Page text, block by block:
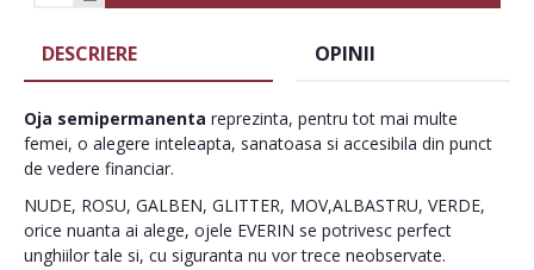
DESCRIERE OPINII
Oja semipermanenta reprezinta, pentru tot mai multe
femei, o alegere inteleapta, sanatoasa si accesibila din punct
de vedere financiar.
NUDE, ROSU, GALBEN, GLITTER, MOV,ALBASTRU, VERDE,
orice nuanta ai alege, ojele EVERIN se potrivesc perfect
unghiilor tale si, cu siguranta nu vor trece neobservate.